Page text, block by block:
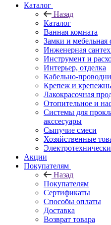
Каталог
Назад
Каталог
Ванная комната
Замки и мебельная
Инженерная
Инструмент и
Интерьер, отделка
Кабельно-
Крепеж и
Лакокрасочная
Отопительное и
Системы для
акссесуары
Сыпучие смеси
Хозяйственные
Акции
Покупателям
Назад
Покупателям
Сертификаты
Способы оплаты
Доставка
Возврат товара